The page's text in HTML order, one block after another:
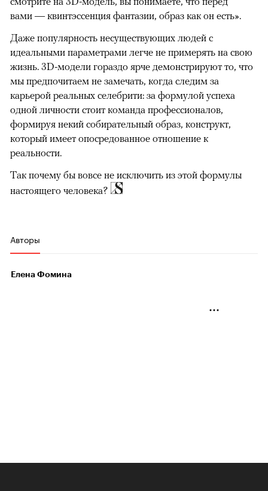
вами — квинтэссенция фантазии, образ как он есть».
Даже популярность несуществующих людей с
идеальными параметрами легче не примерять на свою
жизнь. 3D-модели гораздо ярче демонстрируют то, что
мы предпочитаем не замечать, когда следим за
карьерой реальных селебрити: за формулой успеха
одной личности стоит команда профессионалов,
формируя некий собирательный образ, конструкт,
который имеет опосредованное отношение к
реальности.
Так почему бы вовсе не исключить из этой формулы
настоящего человека?
Авторы
Елена Фомина